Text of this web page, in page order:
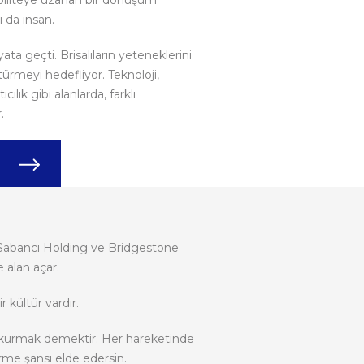
da insan.
geçti. Brisalıların yeteneklerini
hedefliyor. Teknoloji,
gibi alanlarda, farklı
Holding ve Bridgestone
açar.
vardır.
demektir. Her hareketinde
şansı elde edersin.